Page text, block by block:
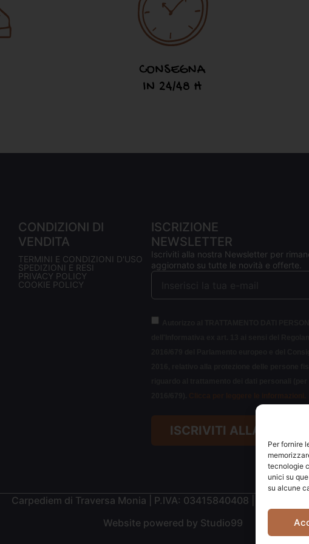
Per fornire
tecnologie
unici su
su alcune
CONDIZIONI DI
VENDITA
TERMINI E CONDIZIONI D'USO
SPEDIZIONI E RESI
PRIVACY POLICY
COOKIE POLICY
ISCRIZIONE
NEWSLETTER
Iscriviti alla nostra Newsletter per
aggiornato su tutte le novità e offerte.
ISCRIVITI ALLA
Carpediem di Traversa Monia | P.IVA: 03415840408 | REA: RN-
Website powered by Studio99